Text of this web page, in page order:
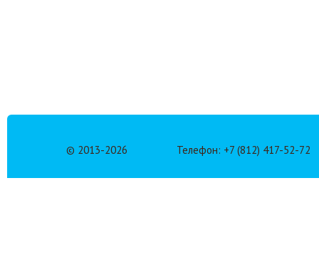
© 2013-2026 Телефон: +7 (812) 417-52-72